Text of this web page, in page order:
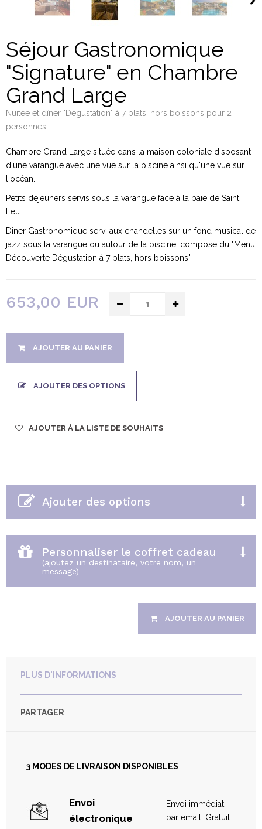
Séjour Gastronomique
"Signature" en Chambre
Grand Large
Nuitée et dîner "Dégustation" à 7 plats, hors boissons pour 2
personnes
Chambre Grand Large située dans la maison coloniale disposant
d'une varangue avec une vue sur la piscine ainsi qu'une vue sur
l'océan.
Petits déjeuners servis sous la varangue face à la baie de Saint
Leu.
Dîner Gastronomique servi aux chandelles sur un fond musical de
jazz sous la varangue ou autour de la piscine, composé du "Menu
Découverte Dégustation à 7 plats, hors boissons".
653,00 EUR
AJOUTER AU PANIER
AJOUTER DES OPTIONS
AJOUTER À LA LISTE DE SOUHAITS
Ajouter des options
ASSIETTE DE FRUITS FRAIS ET DE CHOCOLAT
VALRHONA
Servie en chambre à votre arrivée
Personnaliser le coffret cadeau
(ajoutez un destinataire, votre nom, un
message)
AJOUTER AU PANIER
PLUS D'INFORMATIONS
PARTAGER
3 MODES DE LIVRAISON DISPONIBLES
Envoi
électronique
Envoi immédiat
par email. Gratuit.